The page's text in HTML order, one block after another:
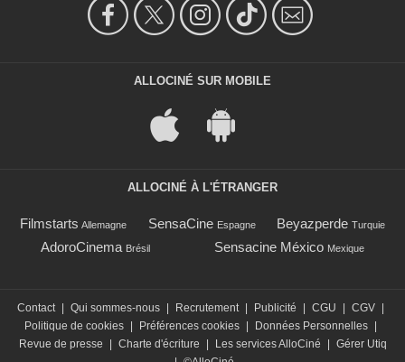
ALLOCINÉ SUR MOBILE
ALLOCINÉ À L'ÉTRANGER
Filmstarts Allemagne SensaCine Espagne Beyazperde Turquie
AdoroCinema Brésil Sensacine México Mexique
Contact Qui sommes-nous Recrutement Publicité CGU CGV
Politique de cookies
Préférences cookies Données Personnelles
Revue de presse
Charte d'écriture Les services AlloCiné
Gérer Utiq